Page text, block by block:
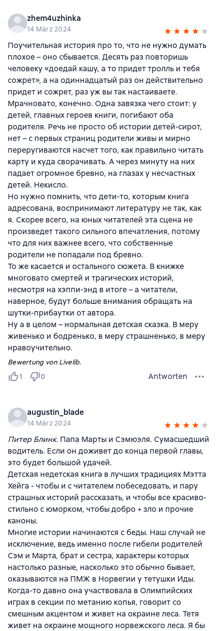
zhem4uzhinka
14 März 2024
Поучительная история про то, что не нужно думать
плохое – оно сбывается. Десять раз повторишь
человеку «доедай кашу, а то придет тролль и тебя
сожрет», а на одиннадцатый раз он действительно
придет и сожрет, раз уж вы так настаиваете.
Мрачновато, конечно. Одна завязка чего стоит: у
детей, главных героев книги, погибают оба
родителя. Речь не просто об истории детей-сирот,
нет – с первых страниц родители живы и мирно
переругиваются насчет того, как правильно читать
карту и куда сворачивать. А через минуту на них
падает огромное бревно, на глазах у несчастных
детей. Некисло.
Но нужно помнить, что дети-то, которым книга
адресована, воспринимают литературу не так, как
я. Скорее всего, на юных читателей эта сцена не
произведет такого сильного впечатления, потому
что для них важнее всего, что собственные
родители не попадали под бревно.
То же касается и остального сюжета. В книжке
многовато смертей и трагических историй,
несмотря на хэппи-энд в итоге – а читатели,
наверное, будут больше внимания обращать на
шутки-прибаутки от автора.
Ну а в целом – нормальная детская сказка. В меру
живенько и бодренько, в меру страшненько, в меру
нравоучительно.
Bewertung von Livelib.
1
0 Antworten
augustin_blade
14 März 2024
Питер Блинк. Папа Марты и Сэмюэля. Сумасшедший
водитель. Если он доживет до конца первой главы,
это будет большой удачей.
Детская недетская книга в лучших традициях Мэтта
Хейга - чтобы и с читателем побеседовать, и пару
страшных историй рассказать, и чтобы все красиво-
стильно с юморком, чтобы добро + зло и прочие
каноны.
Многие истории начинаются с беды. Наш случай не
исключение, ведь именно после гибели родителей
Сэм и Марта, брат и сестра, характеры которых
настолько разные, насколько это обычно бывает,
оказываются на ПМЖ в Норвегии у тетушки Иды.
Когда-то давно она участвовала в Олимпийских
играх в секции по метанию копья, говорит со
смешным акцентом и живет на окраине леса. Тетя
живет на окраине мощного норвежского леса. Я бы